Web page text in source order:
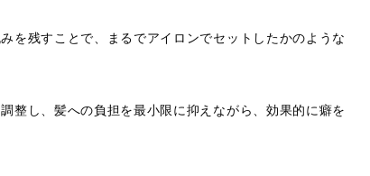
を残すことで、まるでアイロンでセットしたかのような
整し、髪への負担を最小限に抑えながら、効果的に癖を